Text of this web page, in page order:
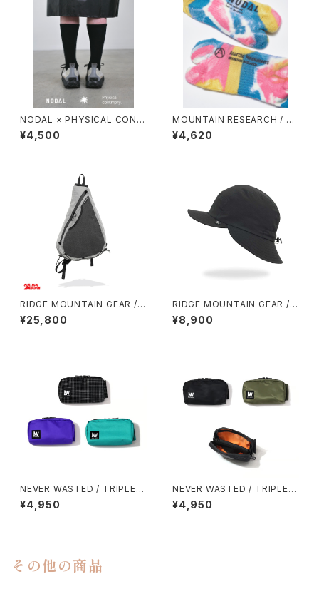
NODAL × PHYSICAL CONT
MPRY.
¥4,500
MOUNTAIN RESEARCH / TI
E DYE TABI
¥4,620
RIDGE MOUNTAIN GEAR / S
ASH PACK
¥25,800
RIDGE MOUNTAIN GEAR / S
HADE CAP
¥8,900
NEVER WASTED / TRIPLEY
ES
¥4,950
NEVER WASTED / TRIPLEY
ES（MA-1）
¥4,950
その他の商品